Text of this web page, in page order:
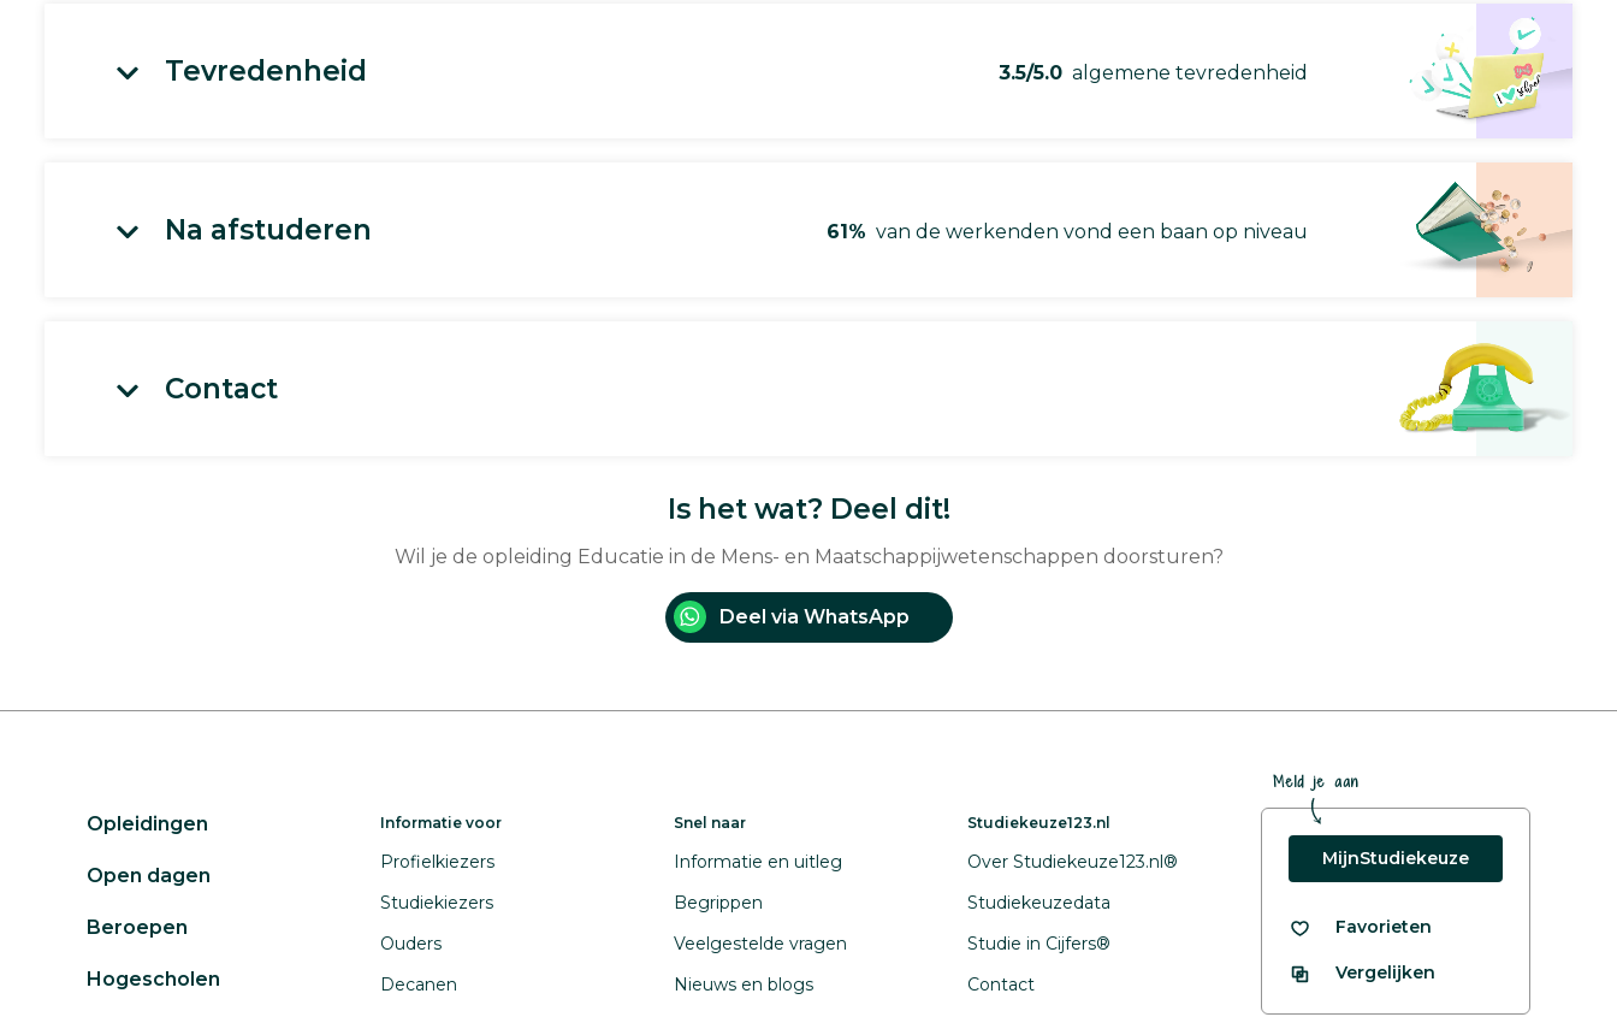
Tevredenheid 3.5/5.0 algemene tevredenheid
Na afstuderen 61% van de werkenden vond een baan op niveau
Contact
Is het wat? Deel dit!
Wil je de opleiding Educatie in de Mens- en Maatschappijwetenschappen doorsturen?
Deel via WhatsApp
Opleidingen
Open dagen
Beroepen
Hogescholen
Informatie voor
Profielkiezers
Studiekiezers
Ouders
Decanen
Snel naar
Informatie en uitleg
Begrippen
Veelgestelde vragen
Nieuws en blogs
Studiekeuze123.nl
Over Studiekeuze123.nl®
Studiekeuzedata
Studie in Cijfers®
Contact
Meld je aan
MijnStudiekeuze
Favorieten
Vergelijken